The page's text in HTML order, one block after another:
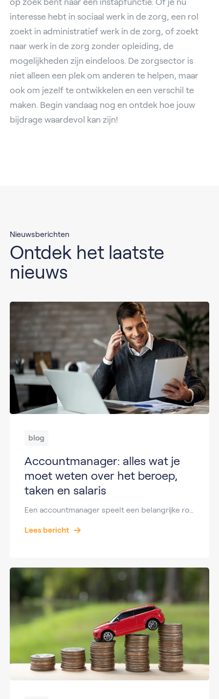
interesse hebt in sociaal werk in de zorg, een rol
zoekt in administratief werk in de zorg, of zoekt
naar werk in de zorg zonder opleiding, de
mogelijkheden zijn eindeloos. De zorgsector is
niet alleen een plek om anderen te helpen, maar
ook om jezelf te ontwikkelen en een verschil te
maken. Begin vandaag nog en ontdek hoe jouw
bijdrage waardevol kan zijn!
Nieuwsberichten
Ontdek het laatste
nieuws
blog
Accountmanager: alles wat je
moet weten over het beroep,
taken en salaris
Lees bericht